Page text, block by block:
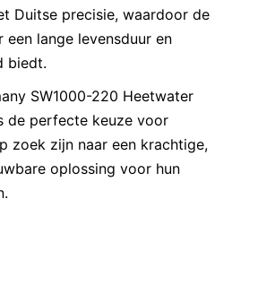
Duitse precisie, waardoor de
een lange levensduur en
biedt.
SW1000-220 Heetwater
de perfecte keuze voor
zoek zijn naar een krachtige,
oplossing voor hun